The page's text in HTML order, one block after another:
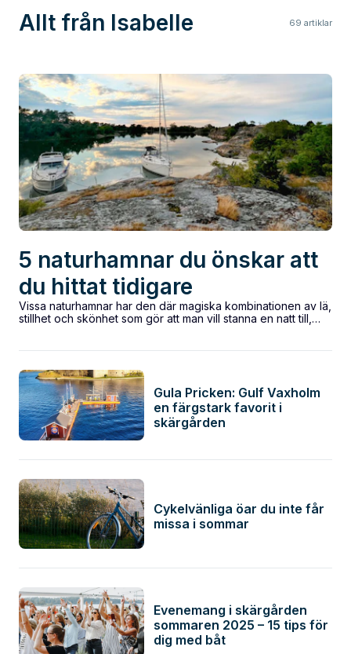
Allt från Isabelle 69 artiklar
5 naturhamnar du önskar att
du hittat tidigare
Vissa naturhamnar har den där magiska kombinationen av lä,
stillhet och skönhet som gör att man vill stanna en natt till,
Gula Pricken: Gulf Vaxholm
en färgstark favorit i
skärgården
Cykelvänliga öar du inte får
missa i sommar
Evenemang i skärgården
sommaren 2025 – 15 tips för
dig med båt